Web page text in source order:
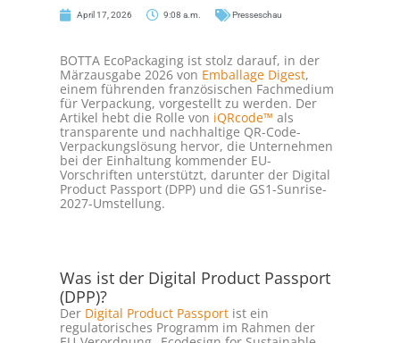
April 17, 2026 9:08 a.m. Presseschau
BOTTA EcoPackaging ist stolz darauf, in der
Märzausgabe 2026 von Emballage Digest,
einem führenden französischen Fachmedium
für Verpackung, vorgestellt zu werden. Der
Artikel hebt die Rolle von iQRcode™ als
transparente und nachhaltige QR-Code-
Verpackungslösung hervor, die Unternehmen
bei der Einhaltung kommender EU-
Vorschriften unterstützt, darunter der Digital
Product Passport (DPP) und die GS1-Sunrise-
2027-Umstellung.
Was ist der Digital Product Passport
(DPP)?
Der Digital Product Passportist ein
regulatorisches Programm im Rahmen der